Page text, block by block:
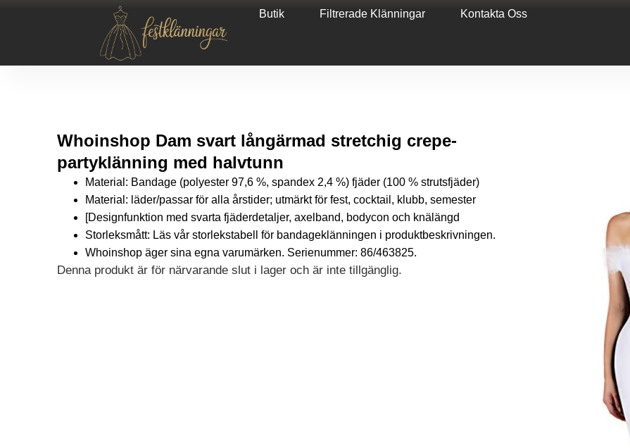
Butik Filtrerade Klänningar Kontakta Oss
Whoinshop Dam svart långärmad stretchig crepe-
partyklänning med halvtunn
Material: Bandage (polyester 97,6 %, spandex 2,4 %) fjäder (100 % strutsfjäder)
Material: läder/passar för alla årstider; utmärkt för fest, cocktail, klubb, semester
[Designfunktion med svarta fjäderdetaljer, axelband, bodycon och knälängd
Storleksmått: Läs vår storlekstabell för bandageklänningen i produktbeskrivningen.
Whoinshop äger sina egna varumärken. Serienummer: 86/463825.
Denna produkt är för närvarande slut i lager och är inte tillgänglig.